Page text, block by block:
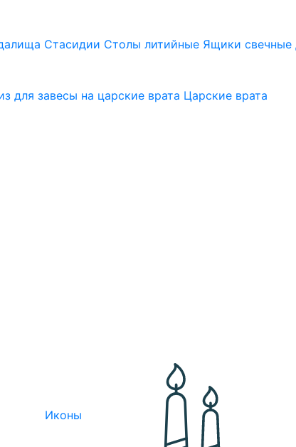
Стасидии Столы литийные Ящики свечные
для завесы на царские врата Царские врата
Иконы